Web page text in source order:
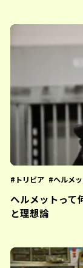
トリビア ヘルメ
ヘルメットって
と理想論